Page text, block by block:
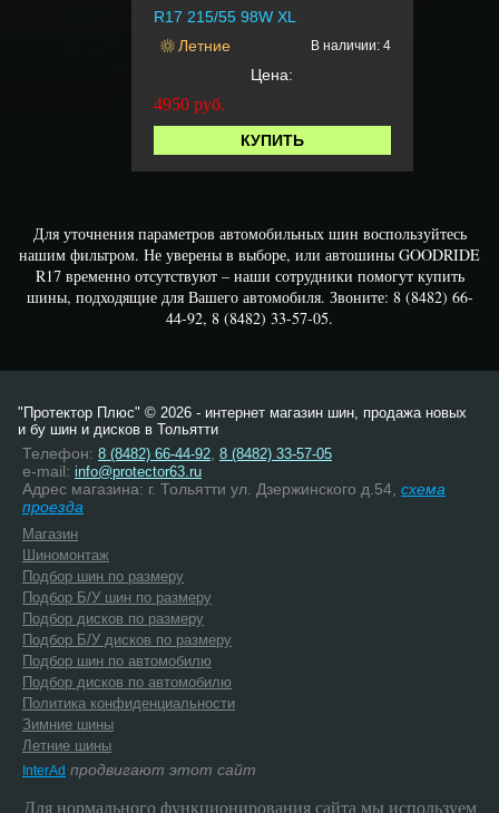
R17 215/55 98W XL
Летние
В наличии: 4
Цена:
4950 руб.
КУПИТЬ
Для уточнения параметров автомобильных шин воспользуйтесь
нашим фильтром. Не уверены в выборе, или автошины GOODRIDE
R17 временно отсутствуют – наши сотрудники помогут купить
шины, подходящие для Вашего автомобиля. Звоните: 8 (8482) 66-
44-92, 8 (8482) 33-57-05.
"Протектор Плюс" © 2026 - интернет магазин шин, продажа новых
и бу шин и дисков в Тольятти
Телефон: 8 (8482) 66-44-92 8 (8482) 33-57-05
e-mail: info@protector63.ru
Адрес магазина: г. Тольятти ул. Дзержинского д.54, схема
проезда
Магазин
Шиномонтаж
Подбор шин по размеру
Подбор Б/У шин по размеру
Подбор дисков по размеру
Подбор Б/У дисков по размеру
Подбор шин по автомобилю
Подбор дисков по автомобилю
Политика конфиденциальности
Зимние шины
Летние шины
InterAd продвигают этот сайт
Для нормального функционирования сайта мы используем